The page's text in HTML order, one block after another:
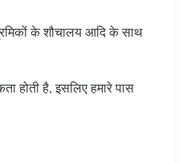
के शौचालय आदि के साथ
होती है, इसलिए हमारे पास